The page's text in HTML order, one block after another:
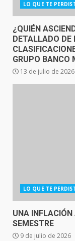
LO QUE TE
¿QUIÉN
DETALLADO DE
GRUPO BANCO
13 de julio de 2026
LO QUE TE
UNA INFLACIÓN
SEMESTRE
9 de julio de 2026